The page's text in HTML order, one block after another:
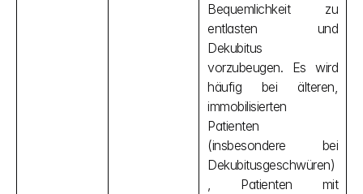
Bequemlichkeit zu
entlasten und
Dekubitus
vorzubeugen. Es wird
häufig bei älteren,
immobilisierten
Patienten
(insbesondere bei
Dekubitusgeschwüren)
, Patienten mit